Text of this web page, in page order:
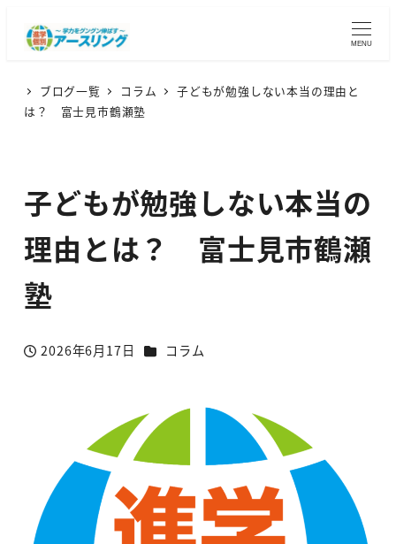
MENU
ブログ一覧 コラム
子どもが勉強しない本当の理由と
は？ 富士見市鶴瀬塾
子どもが勉強しない本当の
理由とは？ 富士見市鶴瀬
塾
投稿日
2026年6月17日 カテゴリー
コラム